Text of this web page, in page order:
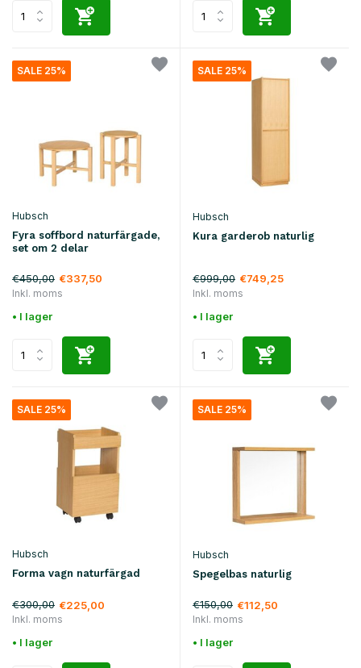
SALE 25%
Hubsch
Fyra soffbord naturfärgade,
set om 2 delar
€450,00 €337,50
Inkl. moms
• I lager
SALE 25%
Hubsch
Kura garderob naturlig
€999,00 €749,25
Inkl. moms
• I lager
SALE 25%
Hubsch
Forma vagn naturfärgad
€300,00 €225,00
Inkl. moms
• I lager
SALE 25%
Hubsch
Spegelbas naturlig
€150,00 €112,50
Inkl. moms
• I lager